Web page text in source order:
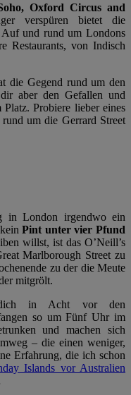
Oxford Circus and
verspüren bietet die
und rund um Londons
Restaurants, von Indisch
die Gegend rund um den
aber den Gefallen und
Probiere lieber eines
um die Gerrard Street
in London irgendwo ein
keinPint unter vier Pfund
willst, ist das O’Neill’s
Marlborough Street zu
zu der die Meute
mitgrölt.
in Acht vor den
so um Fünf Uhr im
und machen sich
– die einen weniger,
Erfahrung, die ich schon
Islands vor Australien